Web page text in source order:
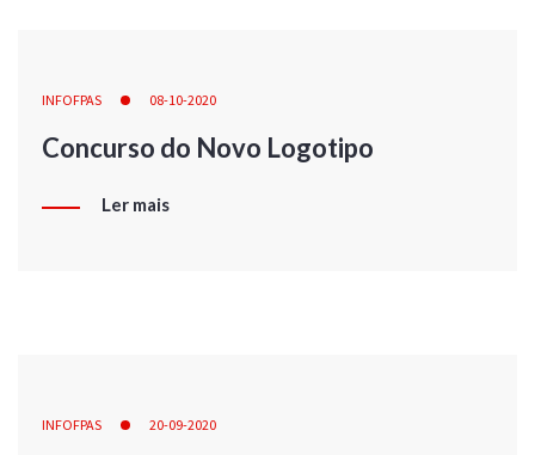
INFOFPAS 08-10-2020
Concurso do Novo Logotipo
Ler mais
INFOFPAS 20-09-2020